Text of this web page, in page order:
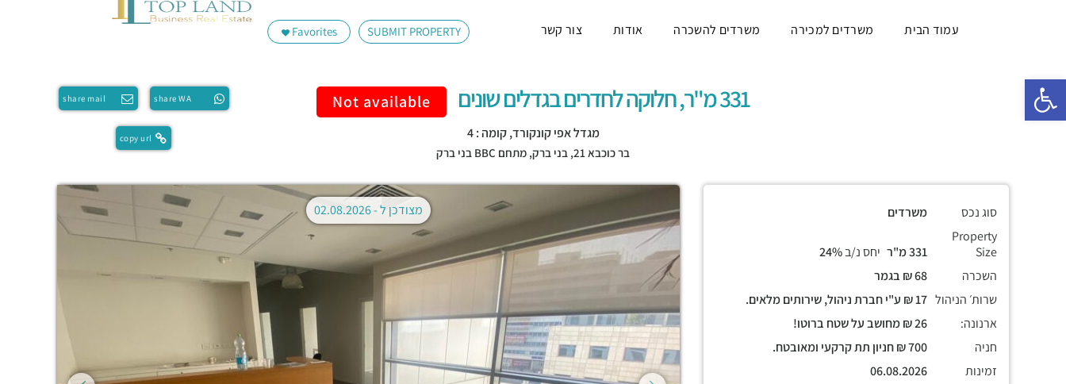
פתח סרגל נגישות
SUBMIT PROPERTY
Favorites עמוד הבית משרדים למכירה משרדים להשכרה אודות צור קשר
share WA
share mail
copy url
331 מ"ר, חלוקה לחדרים בגדלים שונים Not available
מגדל אפי קונקורד, קומה : 4
בר כוכבא 21, בני ברק, מתחם BBC בני ברק
מצודכן ל - סוג נכס
משרדים
Property
Size
יחס נ/ב
השכרה
שרות׳ הניהול
ארנונה:
חניה
זמינות